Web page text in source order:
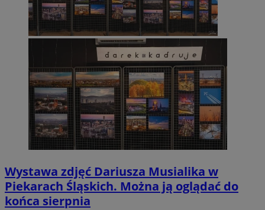
Wystawa zdjęć Dariusza Musialika w
Piekarach Śląskich. Można ją oglądać do
końca sierpnia